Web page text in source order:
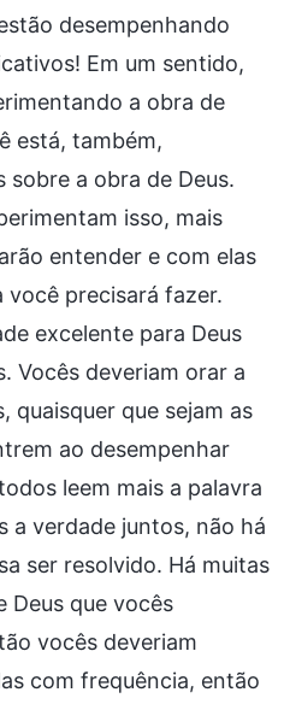
desempenhando
Em um sentido,
a obra de
está, também,
a obra de Deus.
isso, mais
entender e com elas
você precisará fazer.
excelente para Deus
Vocês deveriam orar a
quaisquer que sejam as
ao desempenhar
leem mais a palavra
a verdade juntos, não há
ser resolvido. Há muitas
Deus que vocês
vocês deveriam
com frequência, então